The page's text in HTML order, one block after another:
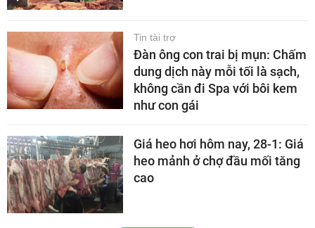
Tin tài trợ
Đàn ông con trai bị mụn: Chấm
dung dịch này mỗi tối là sạch,
không cần đi Spa với bôi kem
như con gái
Giá heo hơi hôm nay, 28-1: Giá
heo mảnh ở chợ đầu mối tăng
cao